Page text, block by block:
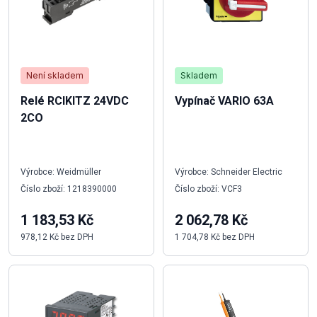
Není skladem
Relé RCIKITZ 24VDC
2CO
Výrobce: Weidmüller
Číslo zboží: 1218390000
1 183,53 Kč
978,12 Kč bez DPH
Skladem
Vypínač VARIO 63A
Výrobce: Schneider Electric
Číslo zboží: VCF3
2 062,78 Kč
1 704,78 Kč bez DPH